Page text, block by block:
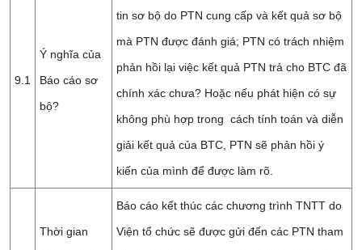
9.1
Ý nghĩa của
Báo cáo sơ
bộ?
tin sơ bộ do PTN cung cấp và kết quả sơ bộ
mà PTN được đánh giá; PTN có trách nhiệm
phản hồi lại việc kết quả PTN trả cho BTC đã
chính xác chưa? Hoặc nếu phát hiện có sự
không phù hợp trong cách tính toán và diễn
giải kết quả của BTC, PTN sẽ phản hồi ý
kiến của mình để được làm rõ.
Thời gian
Báo cáo kết thúc các chương trình TNTT do
Viện tổ chức sẽ được gửi đến các PTN tham